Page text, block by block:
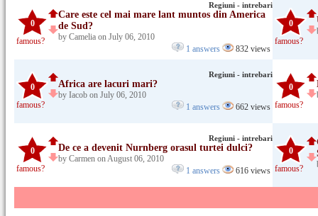
0
famous?
Regiuni - intrebari
Care este cel mai mare lant muntos din America
de Sud?
by Camelia on July 06, 2010
1 answers
832 views
0
famous?
0
famous?
Regiuni - intrebari
Africa are lacuri mari?
by Iacob on July 06, 2010
1 answers
662 views
0
famous?
0
famous?
Regiuni - intrebari
De ce a devenit Nurnberg orasul turtei dulci?
by Carmen on August 06, 2010
1 answers
616 views
0
famous?